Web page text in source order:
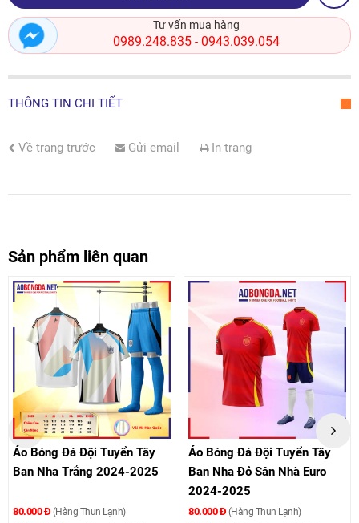
Tư vấn mua hàng
0989.248.835- 0943.039.054
THÔNG TIN CHI TIẾT
Về trang trước Gửi email In trang
Sản phẩm liên quan
Áo Bóng Đá Đội Tuyển Tây
Ban Nha Trắng 2024-2025
80.000 Đ (Hàng Thun Lạnh)
Áo Bóng Đá Đội Tuyển Tây
Ban Nha Đỏ Sân Nhà Euro
2024-2025
80.000 Đ (Hàng Thun Lạnh)